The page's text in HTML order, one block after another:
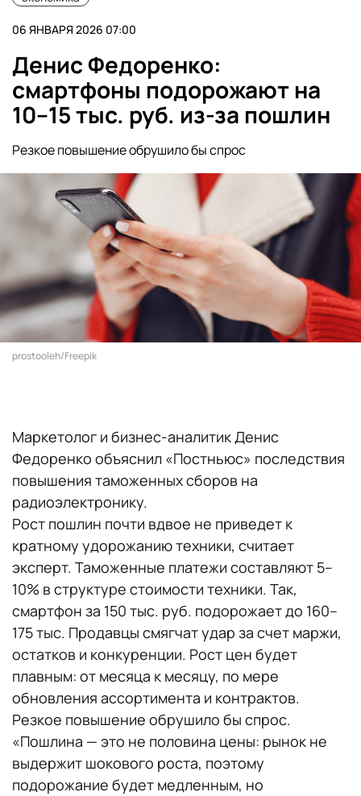
06 ЯНВАРЯ 2026 07:00
Денис Федоренко:
смартфоны подорожают на
10–15 тыс. руб. из-за пошлин
Резкое повышение обрушило бы спрос
prostooleh/Freepik
Маркетолог и бизнес-аналитик Денис
Федоренко объяснил «Постньюс» последствия
повышения таможенных сборов на
радиоэлектронику.
Рост пошлин почти вдвое не приведет к
кратному удорожанию техники, считает
эксперт. Таможенные платежи составляют 5–
10% в структуре стоимости техники. Так,
смартфон за 150 тыс. руб. подорожает до 160–
175 тыс. Продавцы смягчат удар за счет маржи,
остатков и конкуренции. Рост цен будет
плавным: от месяца к месяцу, по мере
обновления ассортимента и контрактов.
Резкое повышение обрушило бы спрос.
«Пошлина — это не половина цены: рынок не
выдержит шокового роста, поэтому
подорожание будет медленным, но